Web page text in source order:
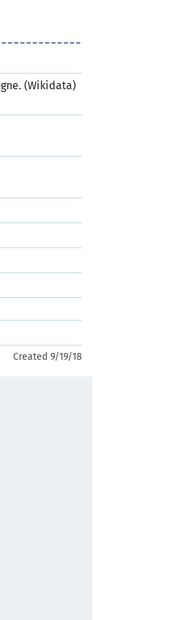
(Wikidata)
Created 9/19/18